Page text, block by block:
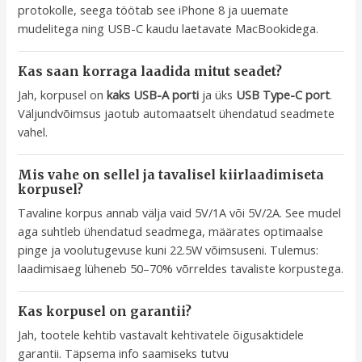
protokolle, seega töötab see iPhone 8 ja uuemate
mudelitega ning USB-C kaudu laetavate MacBookidega.
Kas saan korraga laadida mitut seadet?
Jah, korpusel onkaks USB-A porti ja üks USB Type-C port.
Väljundvõimsus jaotub automaatselt ühendatud seadmete
vahel.
Mis vahe on sellel ja tavalisel kiirlaadimiseta
korpusel?
Tavaline korpus annab välja vaid 5V/1A või 5V/2A. See mudel
aga suhtleb ühendatud seadmega, määrates optimaalse
pinge ja voolutugevuse kuni 22.5W võimsuseni. Tulemus:
laadimisaeg lüheneb 50–70% võrreldes tavaliste korpustega.
Kas korpusel on garantii?
Jah, tootele kehtib vastavalt kehtivatele õigusaktidele
garantii. Täpsema info saamiseks tutvu